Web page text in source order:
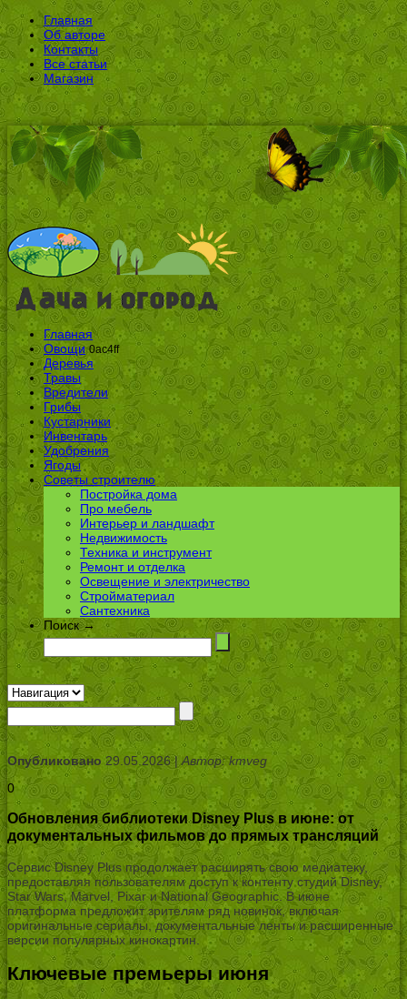
Главная
Об авторе
Контакты
Все статьи
Магазин
Главная
Овощи 0ac4ff
Деревья
Травы
Вредители
Грибы
Кустарники
Инвентарь
Удобрения
Ягоды
Советы строителю
Постройка дома
Про мебель
Интерьер и ландшафт
Недвижимость
Техника и инструмент
Ремонт и отделка
Освещение и электричество
Стройматериал
Сантехника
Поиск →
Опубликовано29.05.2026 |Автор: kmveg
0
Обновления библиотеки Disney Plus в июне: от
документальных фильмов до прямых трансляций
Сервис Disney Plus продолжает расширять свою медиатеку,
предоставляя пользователям доступ к контенту студий Disney,
Star Wars, Marvel, Pixar и National Geographic. В июне
платформа предложит зрителям ряд новинок, включая
оригинальные сериалы, документальные ленты и расширенные
версии популярных кинокартин.
Ключевые премьеры июня